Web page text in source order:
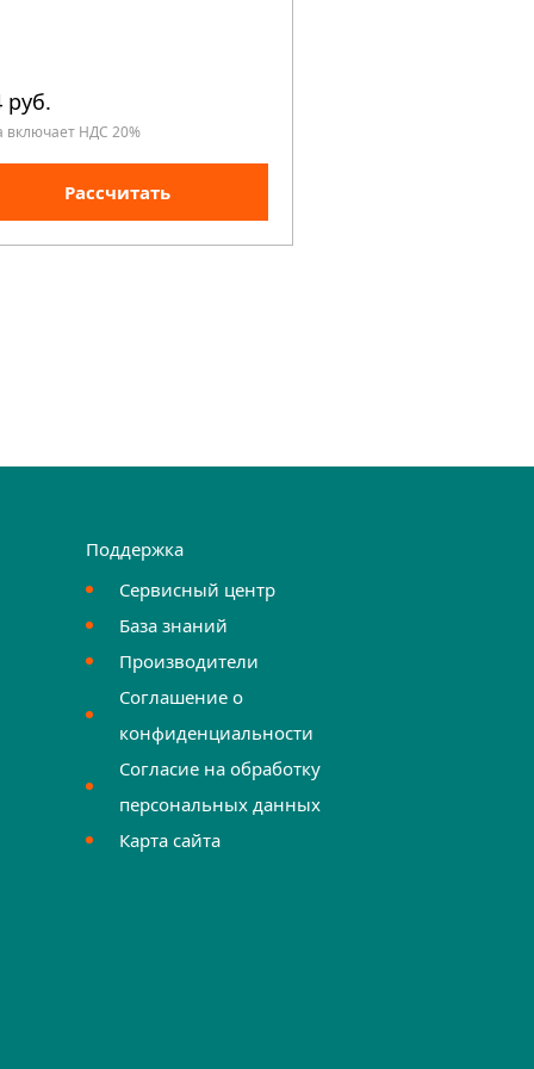
руб.
включает НДС 20%
Рассчитать
Поддержка
Сервисный центр
База знаний
Производители
Соглашение о
конфиденциальности
Согласие на обработку
персональных данных
Карта сайта